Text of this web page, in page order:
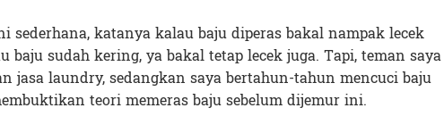
sederhana, katanya kalau baju diperas bakal nampak lecek
baju sudah kering, ya bakal tetap lecek juga. Tapi, teman saya
jasa laundry, sedangkan saya bertahun-tahun mencuci baju
teori memeras baju sebelum dijemur ini.